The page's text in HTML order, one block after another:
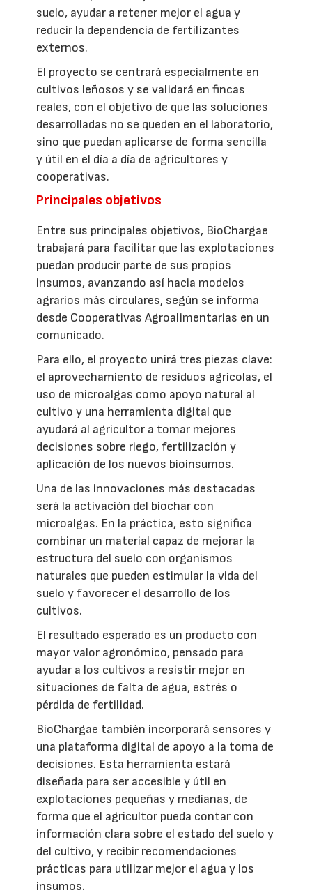
suelo, ayudar a retener mejor el agua y
reducir la dependencia de fertilizantes
externos.
El proyecto se centrará especialmente en
cultivos leñosos y se validará en fincas
reales, con el objetivo de que las soluciones
desarrolladas no se queden en el laboratorio,
sino que puedan aplicarse de forma sencilla
y útil en el día a día de agricultores y
cooperativas.
Principales objetivos
Entre sus principales objetivos, BioChargae
trabajará para facilitar que las explotaciones
puedan producir parte de sus propios
insumos, avanzando así hacia modelos
agrarios más circulares, según se informa
desde Cooperativas Agroalimentarias en un
comunicado.
Para ello, el proyecto unirá tres piezas clave:
el aprovechamiento de residuos agrícolas, el
uso de microalgas como apoyo natural al
cultivo y una herramienta digital que
ayudará al agricultor a tomar mejores
decisiones sobre riego, fertilización y
aplicación de los nuevos bioinsumos.
Una de las innovaciones más destacadas
será la activación del biochar con
microalgas. En la práctica, esto significa
combinar un material capaz de mejorar la
estructura del suelo con organismos
naturales que pueden estimular la vida del
suelo y favorecer el desarrollo de los
cultivos.
El resultado esperado es un producto con
mayor valor agronómico, pensado para
ayudar a los cultivos a resistir mejor en
situaciones de falta de agua, estrés o
pérdida de fertilidad.
BioChargae también incorporará sensores y
una plataforma digital de apoyo a la toma de
decisiones. Esta herramienta estará
diseñada para ser accesible y útil en
explotaciones pequeñas y medianas, de
forma que el agricultor pueda contar con
información clara sobre el estado del suelo y
del cultivo, y recibir recomendaciones
prácticas para utilizar mejor el agua y los
insumos.